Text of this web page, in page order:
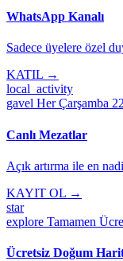
WhatsApp Kanalı
Sadece üyelere özel
KATIL →
local_activity
gavel Her Çarşamba
Canlı Mezatlar
Açık artırma ile en
KAYIT OL →
star
explore Tamamen
Ücretsiz Doğum